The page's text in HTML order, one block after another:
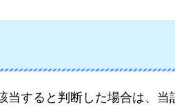
当すると判断した場合は、当